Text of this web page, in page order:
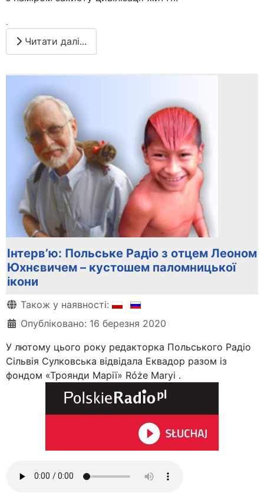
Читати далі...
Інтерв’ю: Польське Радіо з отцем Леоном
Юхнєвичем – кустошем паломницької
ікони
Деталі
Також у наявності:
Опубліковано: 16 березня 2020
У лютому цього року редакторка Польського Радіо
Сільвія Сулковська відвідала Еквадор разом із
фондом «Троянди Марії» Róże Maryi .